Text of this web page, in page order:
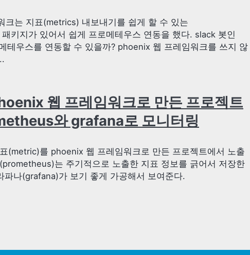
크는 지표(metrics) 내보내기를 쉽게 할 수 있는
키지가 있어서 쉽게 프로메테우스 연동을 했다. slack 봇인
테우스를 연동할 수 있을까? phoenix 웹 프레임워크를 쓰지 않
웹 프레임워크로 만든 프로젝트
와 grafana로 모니터링
(metric)를 phoenix 웹 프레임워크로 만든 프로젝트에서 노출
는 주기적으로 노출한 지표 정보를 긁어서 저장한
파나(grafana)가 보기 좋게 가공해서 보여준다.